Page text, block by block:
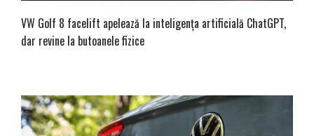
VW Golf 8 facelift apelează la inteligența artificială ChatGPT,
dar revine la butoanele fizice